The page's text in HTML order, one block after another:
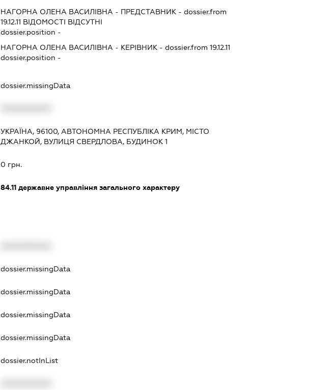
НАГОРНА ОЛЕНА ВАСИЛІВНА - ПРЕДСТАВНИК - dossier.from
19.12.11 ВІДОМОСТІ ВІДСУТНІ
dossier.position -
НАГОРНА ОЛЕНА ВАСИЛІВНА - КЕРІВНИК - dossier.from 19.12.11
dossier.position -
dossier.missingData
УКРАЇНА, 96100, АВТОНОМНА РЕСПУБЛІКА КРИМ, МІСТО
ДЖАНКОЙ, ВУЛИЦЯ СВЕРДЛОВА, БУДИНОК 1
0 грн.
84.11 державне управління загального характеру
dossier.missingData
dossier.missingData
dossier.missingData
dossier.missingData
dossier.notInList